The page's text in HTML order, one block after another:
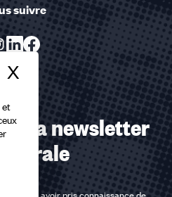
et
X Masquer le
suivre
à la newsletter